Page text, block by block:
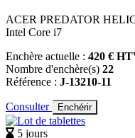
ACER PREDATOR
Intel Core i7
Enchère actuelle : 420 €
Nombre d'enchère(s) 22
Référence : J-13210-11
Consulter Enchérir
5 jours